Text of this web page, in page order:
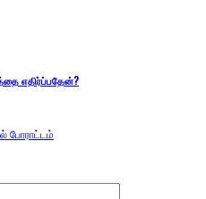
எதிர்ப்பதேன்?
போராட்டம்